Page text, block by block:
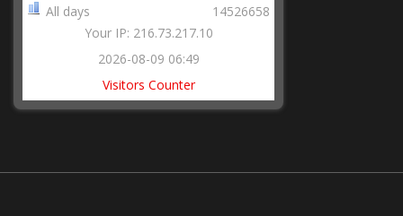
All days
14526658
Your IP: 216.73.217.10
2026-08-09 06:49
Visitors Counter